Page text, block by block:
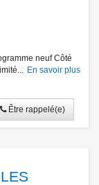
neuf Côté
En savoir plus
Être rappelé(e)